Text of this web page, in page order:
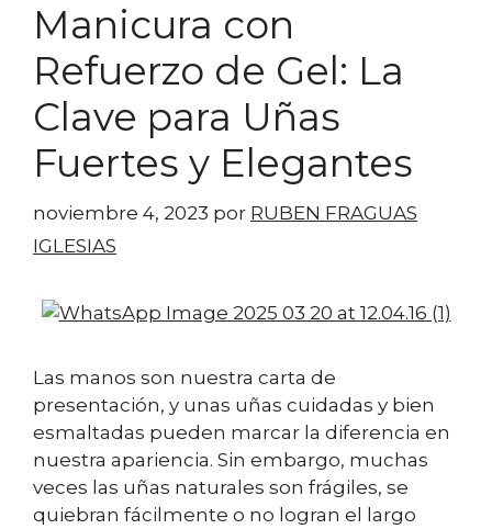
Manicura con
Refuerzo de Gel: La
Clave para Uñas
Fuertes y Elegantes
noviembre 4, 2023 por RUBEN FRAGUAS
IGLESIAS
Las manos son nuestra carta de
presentación, y unas uñas cuidadas y bien
esmaltadas pueden marcar la diferencia en
nuestra apariencia. Sin embargo, muchas
veces las uñas naturales son frágiles, se
quiebran fácilmente o no logran el largo